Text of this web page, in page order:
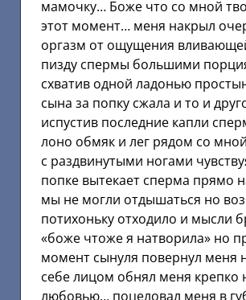
мамочку… Боже что со мной
этот момент… меня накрыл
оргазм от ощущения
пизду спермы большими
схватив одной ладонью
сына за попку сжала и то и
испустив последние капли
лоно обмяк и лег рядом со
с раздвинутыми ногами
попке вытекает сперма прямо
мы не могли отдышаться но
потихоньку отходило и мысли
«боже чтоже я натворила» но
момент сынуля повернул меня
себе лицом обнял меня крепко
любовью… поцеловал меня в